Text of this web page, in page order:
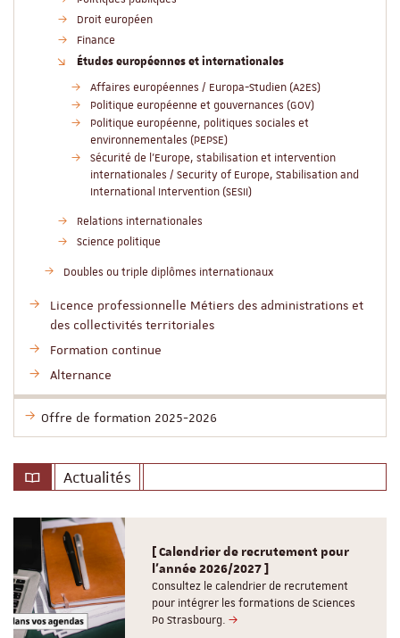
Droit européen
Finance
Études européennes et internationales
Affaires européennes / Europa-Studien (A2ES)
Politique européenne et gouvernances (GOV)
Politique européenne, politiques sociales et
environnementales (PEPSE)
Sécurité de l'Europe, stabilisation et intervention
internationales / Security of Europe, Stabilisation and
International Intervention (SESII)
Relations internationales
Science politique
Doubles ou triple diplômes internationaux
Licence professionnelle Métiers des administrations et
des collectivités territoriales
Formation continue
Alternance
Offre de formation 2025-2026
Actualités
[ Calendrier de recrutement pour
l'année 2026/2027 ]
Consultez le calendrier de recrutement
pour intégrer les formations de Sciences
Po Strasbourg.